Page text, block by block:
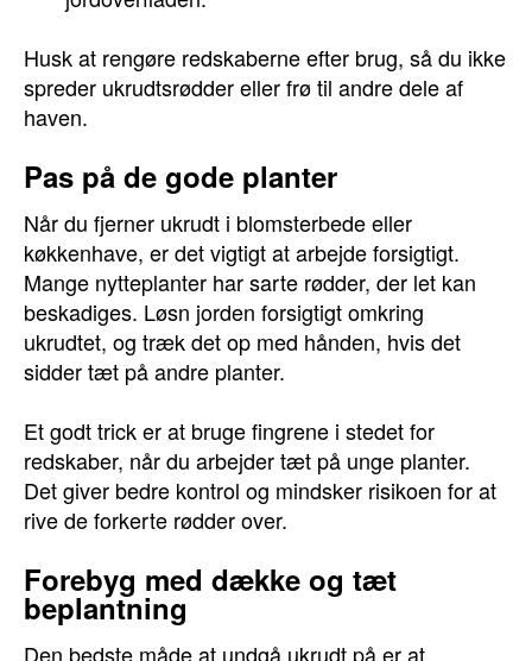
Husk at rengøre redskaberne efter brug, så du ikke
spreder ukrudtsrødder eller frø til andre dele af
haven.
Pas på de gode planter
Når du fjerner ukrudt i blomsterbede eller
køkkenhave, er det vigtigt at arbejde forsigtigt.
Mange nytteplanter har sarte rødder, der let kan
beskadiges. Løsn jorden forsigtigt omkring
ukrudtet, og træk det op med hånden, hvis det
sidder tæt på andre planter.
Et godt trick er at bruge fingrene i stedet for
redskaber, når du arbejder tæt på unge planter.
Det giver bedre kontrol og mindsker risikoen for at
rive de forkerte rødder over.
Forebyg med dække og tæt
beplantning
Den bedste måde at undgå ukrudt på er at